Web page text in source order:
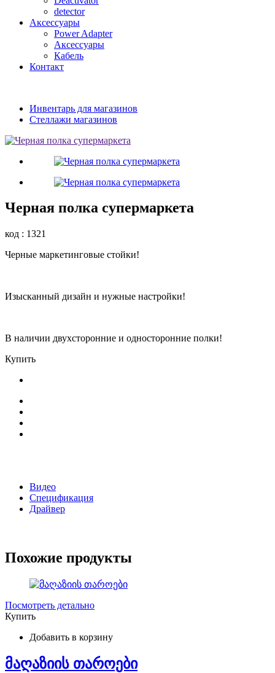
detector
Аксессуары
Power Adapter
Аксессуары
Кабель
Контакт
Инвентарь для магазинов
Стеллажи магазинов
Черная полка супермаркета
код : 1321
Черные маркетинговые стойки!
Изысканный дизайн и нужные настройки!
В наличии двухсторонние и односторонние полки!
Купить
Видео
Спецификация
Драйвер
Похожие продукты
Посмотреть детально
Купить
Добавить в корзину
მაღაზიის თაროები